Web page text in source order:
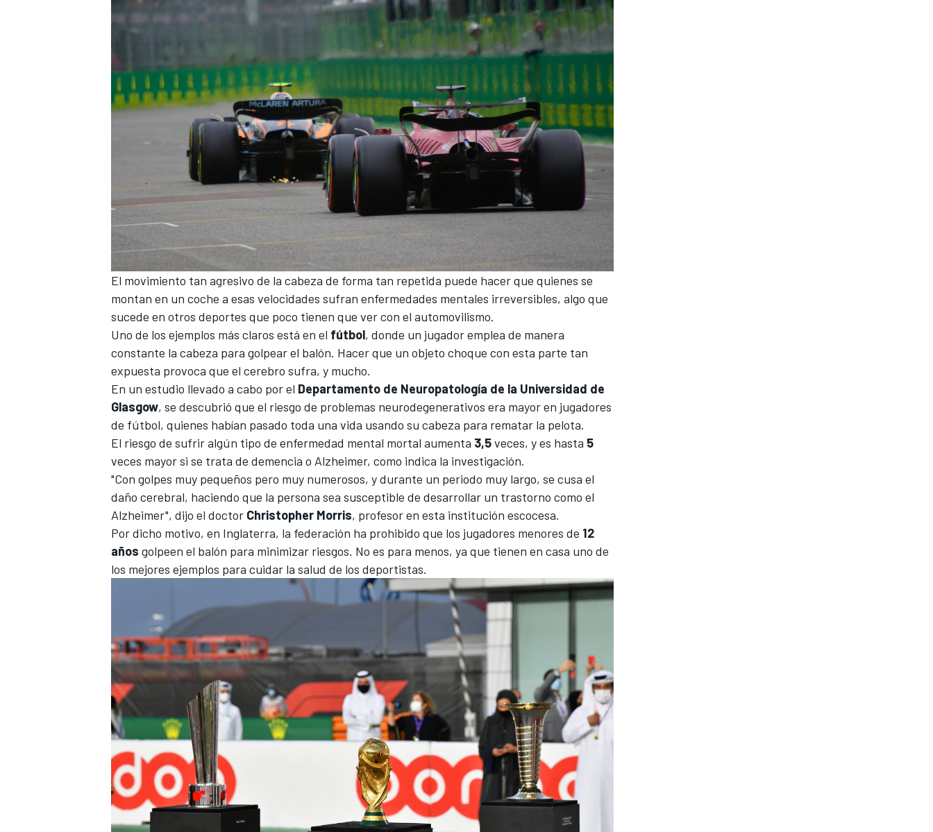
MÁS CATEGORÍAS
El movimiento tan agresivo de la cabeza de forma tan repetida puede hacer que quienes se
montan en un coche a esas velocidades sufran enfermedades mentales irreversibles, algo que
sucede en otros deportes que poco tienen que ver con el automovilismo.
Uno de los ejemplos más claros está en el fútbol, donde un jugador emplea de manera
constante la cabeza para golpear el balón. Hacer que un objeto choque con esta parte tan
expuesta provoca que el cerebro sufra, y mucho.
En un estudio llevado a cabo por el Departamento de Neuropatología de la Universidad de
Glasgow, se descubrió que el riesgo de problemas neurodegenerativos era mayor en jugadores
de fútbol, quienes habían pasado toda una vida usando su cabeza para rematar la pelota.
El riesgo de sufrir algún tipo de enfermedad mental mortal aumenta 3,5veces, y es hasta 5
veces mayor si se trata de demencia o Alzheimer, como indica la investigación.
"Con golpes muy pequeños pero muy numerosos, y durante un periodo muy largo, se cusa el
daño cerebral, haciendo que la persona sea susceptible de desarrollar un trastorno como el
Alzheimer", dijo el doctor Christopher Morris, profesor en esta institución escocesa.
Por dicho motivo, en Inglaterra, la federación ha prohibido que los jugadores menores de 12
años golpeen el balón para minimizar riesgos. No es para menos, ya que tienen en casa uno de
los mejores ejemplos para cuidar la salud de los deportistas.